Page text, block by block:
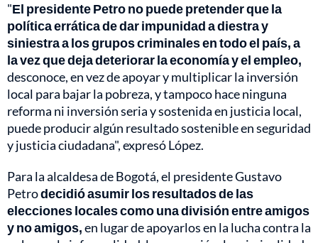
"El presidente Petro no puede pretender que la
política errática de dar impunidad a diestra y
siniestra a los grupos criminales en todo el país, a
la vez que deja deteriorar la economía y el empleo,
desconoce, en vez de apoyar y multiplicar la inversión
local para bajar la pobreza, y tampoco hace ninguna
reforma ni inversión seria y sostenida en justicia local,
puede producir algún resultado sostenible en seguridad
y justicia ciudadana", expresó López.
Para la alcaldesa de Bogotá, el presidente Gustavo
Petrodecidió asumir los resultados de las
elecciones locales como una división entre amigos
y no amigos,en lugar de apoyarlos en la lucha contra la